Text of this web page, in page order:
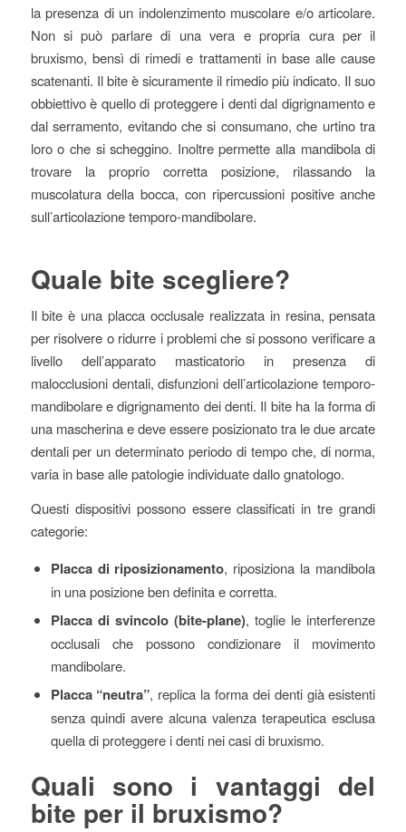
la presenza di un indolenzimento muscolare e/o articolare.
Non si può parlare di una vera e propria cura per il
bruxismo, bensì di rimedi e trattamenti in base alle cause
scatenanti. Il bite è sicuramente il rimedio più indicato. Il suo
obbiettivo è quello di proteggere i denti dal digrignamento e
dal serramento, evitando che si consumano, che urtino tra
loro o che si scheggino. Inoltre permette alla mandibola di
trovare la proprio corretta posizione, rilassando la
muscolatura della bocca, con ripercussioni positive anche
sull’articolazione temporo-mandibolare.
Quale bite scegliere?
Il bite è una placca occlusale realizzata in resina, pensata
per risolvere o ridurre i problemi che si possono verificare a
livello dell’apparato masticatorio in presenza di
malocclusioni dentali, disfunzioni dell’articolazione temporo-
mandibolare e digrignamento dei denti. Il bite ha la forma di
una mascherina e deve essere posizionato tra le due arcate
dentali per un determinato periodo di tempo che, di norma,
varia in base alle patologie individuate dallo gnatologo.
Questi dispositivi possono essere classificati in tre grandi
categorie:
Placca di riposizionamento, riposiziona la mandibola
in una posizione ben definita e corretta.
Placca di svincolo (bite-plane), toglie le interferenze
occlusali che possono condizionare il movimento
mandibolare.
Placca “neutra”, replica la forma dei denti già esistenti
senza quindi avere alcuna valenza terapeutica esclusa
quella di proteggere i denti nei casi di bruxismo.
Quali sono i vantaggi del
bite per il bruxismo?